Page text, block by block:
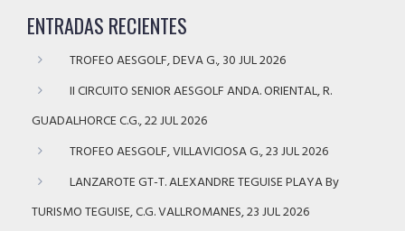
ENTRADAS RECIENTES
TROFEO AESGOLF, DEVA G., 30 JUL 2026
II CIRCUITO SENIOR AESGOLF ANDA. ORIENTAL, R.
GUADALHORCE C.G., 22 JUL 2026
TROFEO AESGOLF, VILLAVICIOSA G., 23 JUL 2026
LANZAROTE GT-T. ALEXANDRE TEGUISE PLAYA By
TURISMO TEGUISE, C.G. VALLROMANES, 23 JUL 2026